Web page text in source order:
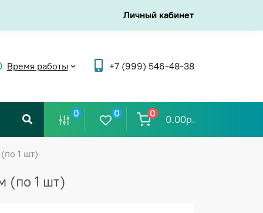
Личный кабинет
Время работы +7 (999) 546-48-38
0 0 0
0.00р.
1 шт)
(по 1 шт)